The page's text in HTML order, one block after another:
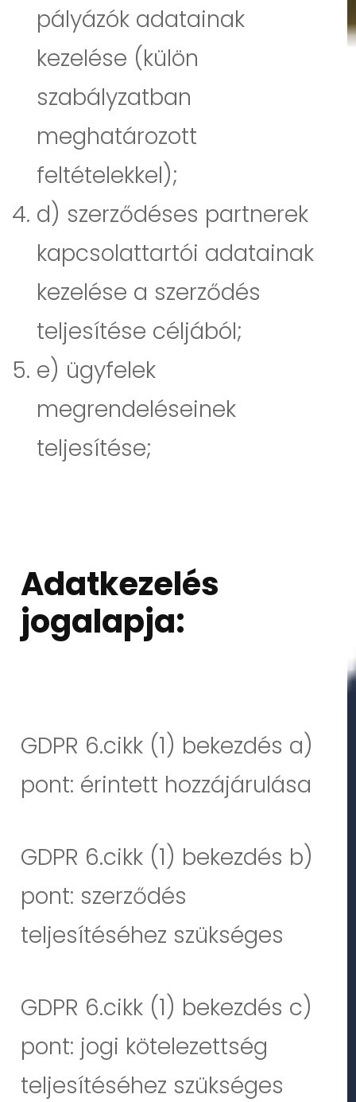
pályázók adatainak
kezelése (külön
szabályzatban
meghatározott
feltételekkel);
d) szerződéses partnerek
kapcsolattartói adatainak
kezelése a szerződés
teljesítése céljából;
e) ügyfelek
megrendeléseinek
teljesítése;
Adatkezelés
jogalapja:
GDPR 6.cikk (1) bekezdés a)
pont: érintett hozzájárulása
GDPR 6.cikk (1) bekezdés b)
pont: szerződés
teljesítéséhez szükséges
GDPR 6.cikk (1) bekezdés c)
pont: jogi kötelezettség
teljesítéséhez szükséges